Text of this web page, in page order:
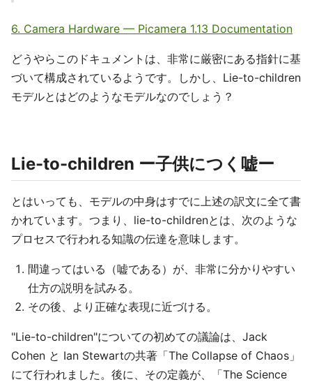
6. Camera Hardware — Picamera 1.13 Documentation
どうやらこのドキュメントは、非常に厳密にある指針に基
づいて構成されているようです。しかし、Lie-to-children
モデルとはどのようなモデルなのでしょう？
Lie-to-children ー子供につく嘘ー
とはいっても、モデルの中身はすでに上述の訳文に全て書
かれています。つまり、lie-to-childrenとは、次のような
プロセスで行われる知識の伝達を意味します。
間違ってはいる（嘘である）が、非常に分かりやすい
仕方の説明を試みる。
その後、より正確な表現に近づける。
"Lie-to-children"についての初めての議論は、Jack
Cohen と Ian Stewartの共著「The Collapse of Chaos」
にて行われました。後に、その定義が、「The Science